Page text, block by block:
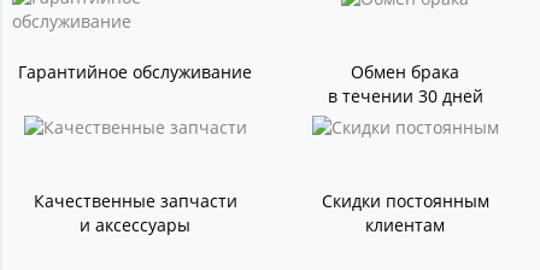
Гарантийное обслуживание
Обмен брака
в течении 30 дней
Качественные запчасти
и аксессуары
Скидки постоянным
клиентам